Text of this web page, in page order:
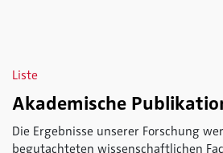
Liste
Akademische
Die Ergebnisse unserer Forschung
begutachteten wissenschaftlichen